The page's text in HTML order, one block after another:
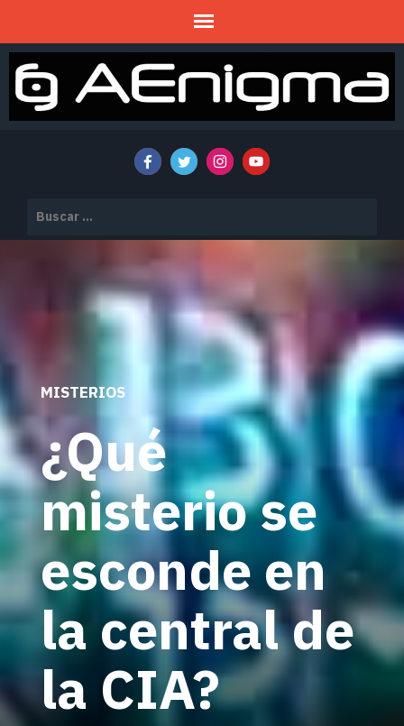
MISTERIOS
¿Qué
misterio se
esconde en
la central de
la CIA?